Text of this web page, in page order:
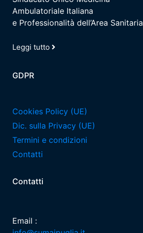
Ambulatoriale Italiana
e Professionalità dell’Area Sanitaria
Leggi tutto
GDPR
Cookies Policy (UE)
Dic. sulla Privacy (UE)
Termini e condizioni
Contatti
Contatti
Email :